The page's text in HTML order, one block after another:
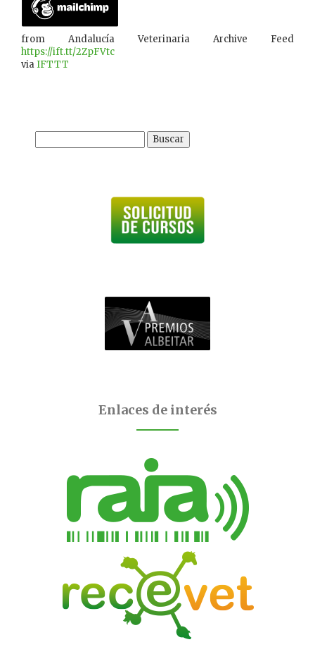
from Andalucía Veterinaria Archive Feed
https://ift.tt/2ZpFVtc
viaIFTTT
Buscar:
Enlaces de interés